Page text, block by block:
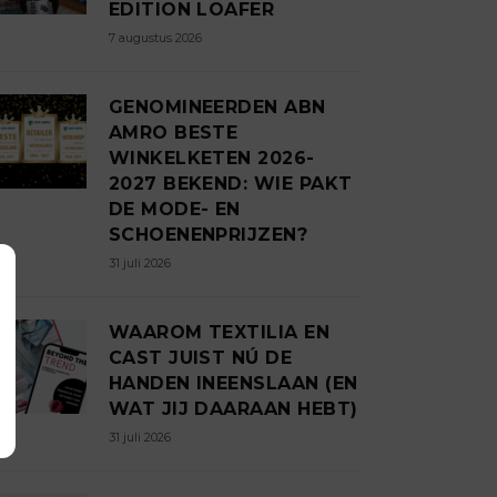
EDITION LOAFER
7 augustus 2026
GENOMINEERDEN ABN
AMRO BESTE
WINKELKETEN 2026-
2027 BEKEND: WIE PAKT
DE MODE- EN
SCHOENENPRIJZEN?
31 juli 2026
WAAROM TEXTILIA EN
CAST JUIST NÚ DE
HANDEN INEENSLAAN (EN
WAT JIJ DAARAAN HEBT)
31 juli 2026